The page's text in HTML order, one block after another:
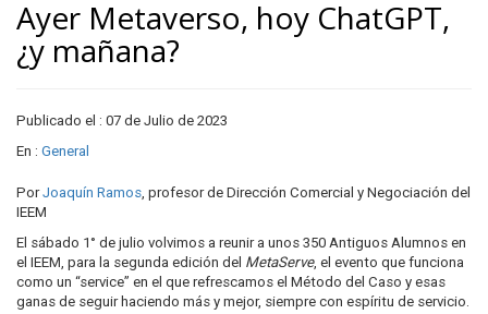
Ayer Metaverso, hoy ChatGPT,
¿y mañana?
Publicado el : 07 de Julio de 2023
En : General
PorJoaquín Ramos, profesor de Dirección Comercial y Negociación del
IEEM
El sábado 1° de julio volvimos a reunir a unos 350 Antiguos Alumnos en
el IEEM, para la segunda edición del MetaServe, el evento que funciona
como un “service” en el que refrescamos el Método del Caso y esas
ganas de seguir haciendo más y mejor, siempre con espíritu de servicio.